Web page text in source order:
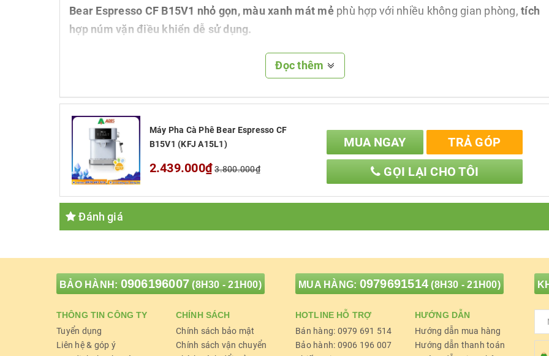
Bear Espresso CF B15V1 nhỏ gọn, màu xanh mát mẻ phù hợp với nhiều không gian phòng, tích
hợp núm vặn điều khiển dễ sử dụng.
Nhỏ gọn tích hợp núm vặn điều khiển dễ sử dụng
Bear Espresso CF B15V1 có thể pha chế được nhiều loại Cà Phêtừ chiếc máy và đôi tay của
bạn.
Pha chế được nhiều loại cà phê
2. Đa tính năng tiện ích
Máy Pha Cà Phê Bear Espresso
Đa tính năng tiện ích
Chất lượng
Đọc thêm
Máy Pha Cà Phê Bear Espresso CF
B15V1 (KFJ A15L1)
2.439.000₫ 3.800.000₫
MUA NGAY
TRẢ GÓP
GỌI LẠI CHO TÔI
Đánh giá
BẢO HÀNH: 0906196007 (8H30 - 21H00) MUA HÀNG: 0979691514 (8H30 - 21H00)
THÔNG TIN CÔNG TY
Tuyển dụng
Liên hệ & góp ý
CHÍNH SÁCH
Chính sách bảo mật
Chính sách vận chuyển
HOTLINE HỖ TRỢ
Bán hàng: 0979 691 514
Bảo hành: 0906 196 007
HƯỚNG DẪN
Hướng dẫn mua hàng
Hướng dẫn thanh toán